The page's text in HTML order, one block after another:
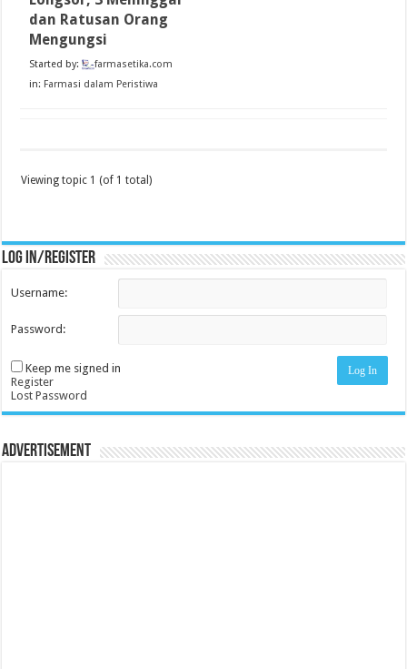
dan Ratusan Orang
Mengungsi
Started by:
farmasetika.com
in: Farmasi dalam Peristiwa
Viewing topic 1 (of 1 total)
Log in/register
Username:
Password:
Keep me signed in Log In
Register
Lost Password
Advertisement